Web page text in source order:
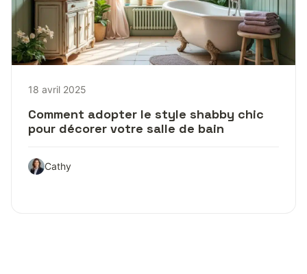
18 avril 2025
Comment adopter le style shabby chic
pour décorer votre salle de bain
Cathy